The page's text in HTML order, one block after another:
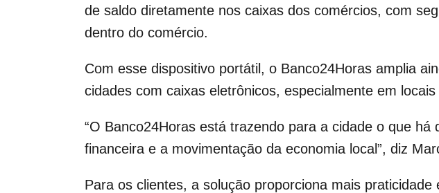
de saldo diretamente nos caixas dos comércios, com
dentro do comércio.
Com esse dispositivo portátil, o Banco24Horas amplia
cidades com caixas eletrônicos, especialmente em
“O Banco24Horas está trazendo para a cidade o que
financeira e a movimentação da economia local”, diz
Para os clientes, a solução proporciona mais